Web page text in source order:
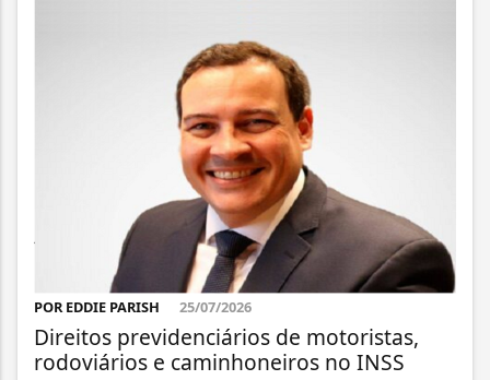
POR EDDIE PARISH 25/07/2026
Direitos previdenciários de motoristas,
rodoviários e caminhoneiros no INSS